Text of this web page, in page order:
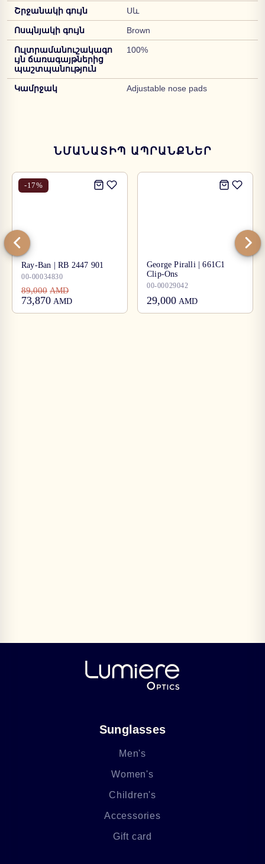
Շրջանակի գույն Սև
Ոսպնյակի գույն Brown
Ուլտրամանուշակագո
ւյն ճառագայթներից
պաշտպանություն
100%
Կամրջակ Adjustable nose pads
ՆՄԱՆԱՏԻՊ ԱՊՐԱՆՔՆԵՐ
-17%
Ray-Ban | RB 2447 901
00-00034830
89,000 AMD
73,870 AMD
George Piralli | 661C1
Clip-Ons
00-00029042
29,000 AMD
Sunglasses
Men's
Women's
Children's
Accessories
Gift card